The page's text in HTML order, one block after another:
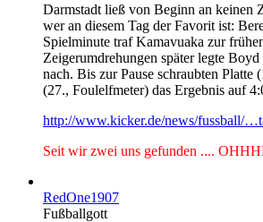
Darmstadt ließ von Beginn an keinen
wer an diesem Tag der Favorit ist:
Spielminute traf Kamavuaka zur
Zeigerumdrehungen später legte
nach. Bis zur Pause schraubten Platte
(27., Foulelfmeter) das Ergebnis auf
http://www.kicker.de/news/fussball/
Seit wir zwei uns gefunden ....
RedOne1907
Fußballgott